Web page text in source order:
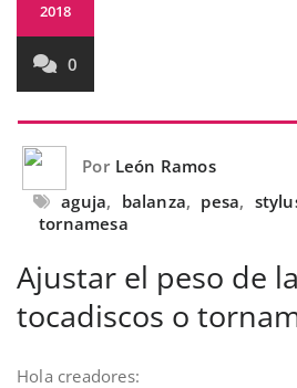
2018
0
Por León Ramos
aguja, balanza, pesa,
tornamesa
Ajustar el peso de
tocadiscos o
Hola creadores: